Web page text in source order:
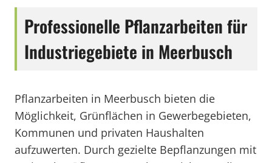
Professionelle Pflanzarbeiten für
Industriegebiete in Meerbusch
Pflanzarbeiten in Meerbusch bieten die
Möglichkeit, Grünflächen in Gewerbegebieten,
Kommunen und privaten Haushalten
aufzuwerten. Durch gezielte Bepflanzungen mit